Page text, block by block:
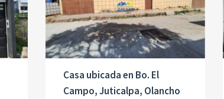
Casa ubicada en Bo. El
Campo, Juticalpa, Olancho